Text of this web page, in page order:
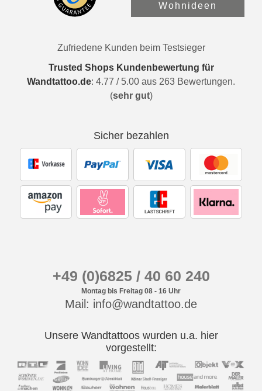
Wohnideen
Zufriedene Kunden beim Testsieger
Trusted Shops Kundenbewertung für
Wandtattoo.de: 4.77 / 5.00 aus 263 Bewertungen.
(sehr gut)
Sicher bezahlen
+49 (0)6825 / 40 60 240
Montag bis Freitag 08 - 16 Uhr
Mail: info@wandtattoo.de
Unsere Wandtattoos wurden u.a. hier
vorgestellt: